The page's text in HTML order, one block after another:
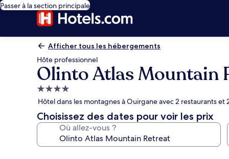
Passer à la section principale
Afficher tous les hébergements
Hôte professionnel
Olinto Atlas Mountain
Hébergement
4.0 étoiles
Hôtel dans les montagnes à Ouirgane avec 2 restaurants et
Choisissez des dates pour voir les prix
Où allez-vous ?